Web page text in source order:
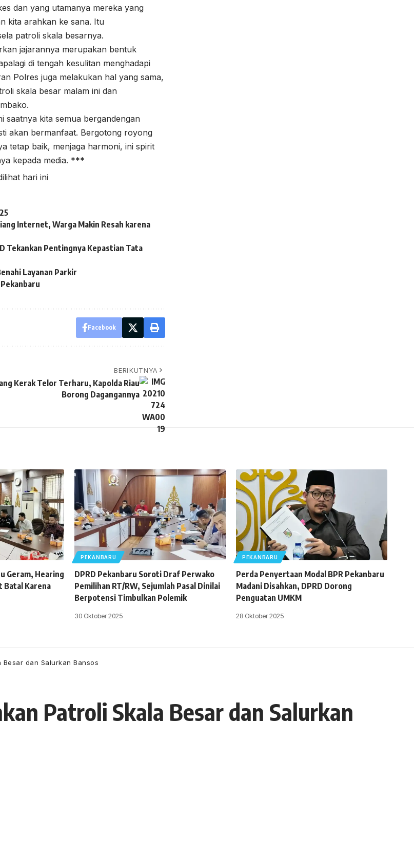
dan yang utamanya mereka yang
kita arahkan ke sana. Itu
patroli skala besarnya.
jajarannya merupakan bentuk
di tengah kesulitan menghadapi
Polres juga melakukan hal yang sama,
skala besar malam ini dan
saatnya kita semua bergandengan
akan bermanfaat. Bergotong royong
tetap baik, menjaga harmoni, ini spirit
kepada media. ***
hari ini
Internet, Warga Makin Resah karena
Tekankan Pentingnya Kepastian Tata
Layanan Parkir
Facebook
BERIKUTNYA
Kerak Telor Terharu, Kapolda Riau
Borong Dagangannya
Geram, Hearing
Batal Karena
PEKANBARU
DPRD Pekanbaru Soroti Draf Perwako
Pemilihan RT/RW, Sejumlah Pasal Dinilai
Berpotensi Timbulkan Polemik
30 Oktober 2025
PEKANBARU
Perda Penyertaan Modal BPR Pekanbaru
Madani Disahkan, DPRD Dorong
Penguatan UMKM
28 Oktober 2025
dan Salurkan Bansos
Patroli Skala Besar dan Salurkan